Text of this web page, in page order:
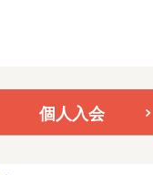
個人入会